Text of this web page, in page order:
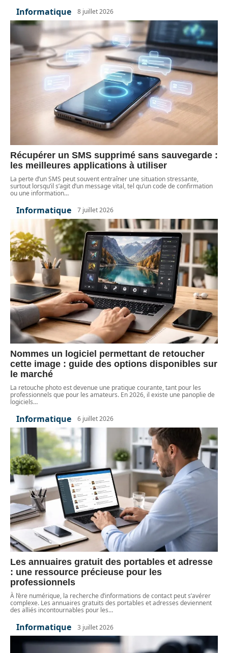
Informatique 8 juillet 2026
Récupérer un SMS supprimé sans sauvegarde :
les meilleures applications à utiliser
La perte d’un SMS peut souvent entraîner une situation stressante,
surtout lorsqu’il s’agit d’un message vital, tel qu’un code de confirmation
ou une information…
Informatique 7 juillet 2026
Nommes un logiciel permettant de retoucher
cette image : guide des options disponibles sur
le marché
La retouche photo est devenue une pratique courante, tant pour les
professionnels que pour les amateurs. En 2026, il existe une panoplie de
logiciels…
Informatique 6 juillet 2026
Les annuaires gratuit des portables et adresse
: une ressource précieuse pour les
professionnels
À l’ère numérique, la recherche d’informations de contact peut s’avérer
complexe. Les annuaires gratuits des portables et adresses deviennent
des alliés incontournables pour les…
Informatique 3 juillet 2026